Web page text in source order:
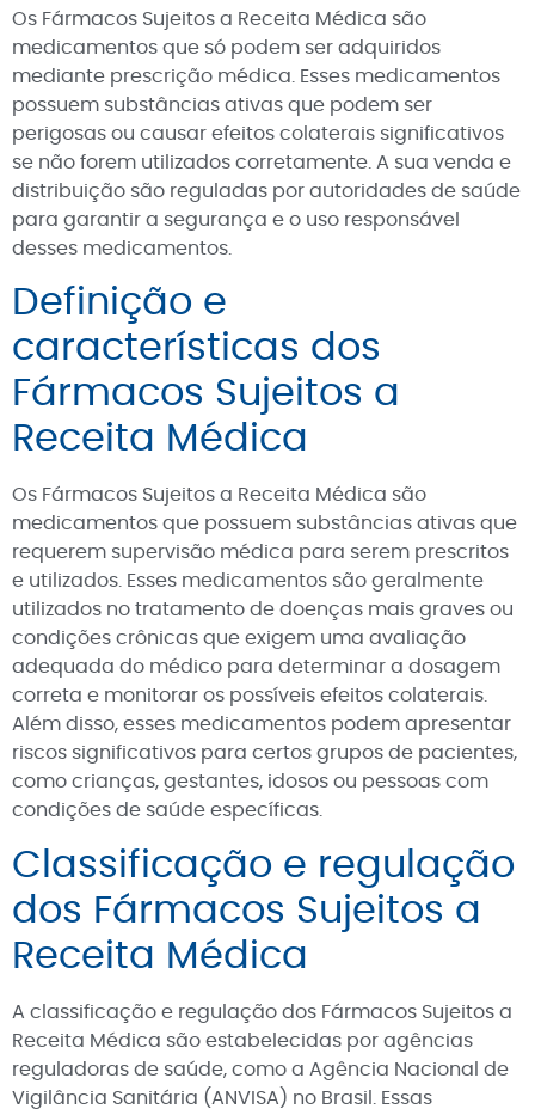
Os Fármacos Sujeitos a Receita Médica são
medicamentos que só podem ser adquiridos
mediante prescrição médica. Esses medicamentos
possuem substâncias ativas que podem ser
perigosas ou causar efeitos colaterais significativos
se não forem utilizados corretamente. A sua venda e
distribuição são reguladas por autoridades de saúde
para garantir a segurança e o uso responsável
desses medicamentos.
Definição e
características dos
Fármacos Sujeitos a
Receita Médica
Os Fármacos Sujeitos a Receita Médica são
medicamentos que possuem substâncias ativas que
requerem supervisão médica para serem prescritos
e utilizados. Esses medicamentos são geralmente
utilizados no tratamento de doenças mais graves ou
condições crônicas que exigem uma avaliação
adequada do médico para determinar a dosagem
correta e monitorar os possíveis efeitos colaterais.
Além disso, esses medicamentos podem apresentar
riscos significativos para certos grupos de pacientes,
como crianças, gestantes, idosos ou pessoas com
condições de saúde específicas.
Classificação e regulação
dos Fármacos Sujeitos a
Receita Médica
A classificação e regulação dos Fármacos Sujeitos a
Receita Médica são estabelecidas por agências
reguladoras de saúde, como a Agência Nacional de
Vigilância Sanitária (ANVISA) no Brasil. Essas